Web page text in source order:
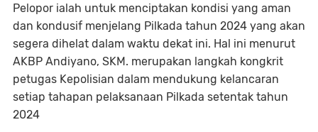
Pelopor ialah untuk menciptakan kondisi yang aman
dan kondusif menjelang Pilkada tahun 2024 yang akan
segera dihelat dalam waktu dekat ini. Hal ini menurut
AKBP Andiyano, SKM. merupakan langkah kongkrit
petugas Kepolisian dalam mendukung kelancaran
setiap tahapan pelaksanaan Pilkada setentak tahun
2024